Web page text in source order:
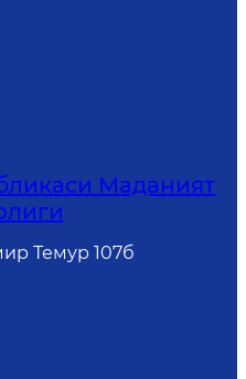
Маданият
Темур 107б